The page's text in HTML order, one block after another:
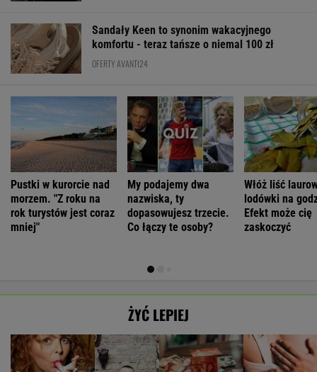
Sandały Keen to synonim wakacyjnego
komfortu - teraz tańsze o niemal 100 zł
OFERTY AVANTI24
Pustki w kurorcie nad
morzem. "Z roku na
rok turystów jest coraz
mniej"
My podajemy dwa
nazwiska, ty
dopasowujesz trzecie.
Co łączy te osoby?
Włóż liść
lodówki na
Efekt może cię
zaskoczyć
ŻYĆ LEPIEJ